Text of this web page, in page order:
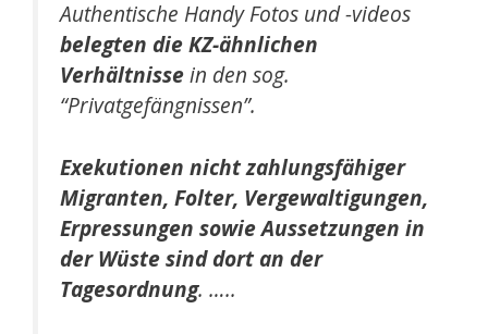
Authentische Handy­ Fotos und -videos
belegten die KZ-ähnlichen
Verhältnissein den sog.
“Privatgefängnissen”.
Exekutionen nicht zahlungsfähiger
Migranten, Folter, Vergewaltigungen,
Erpressungen sowie Aussetzungen in
der Wüste sind dort an der
Tagesordnung. …..